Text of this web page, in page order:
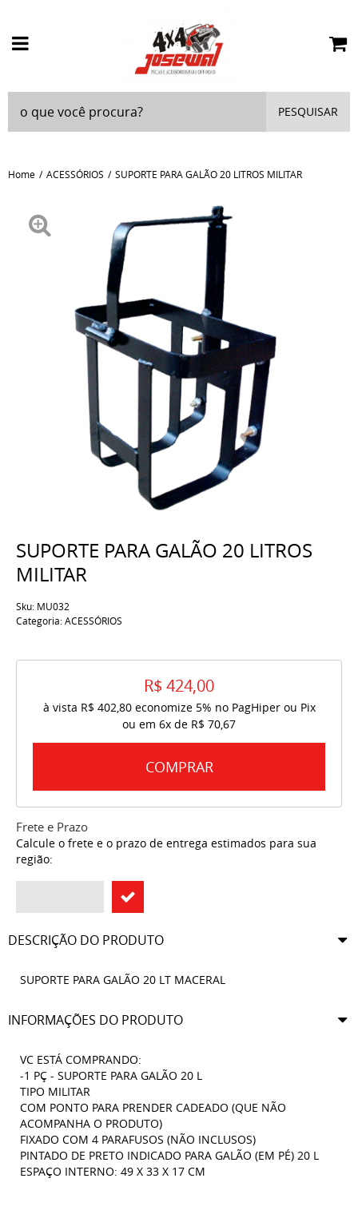
PESQUISAR
Home ACESSÓRIOS SUPORTE PARA GALÃO 20 LITROS MILITAR
SUPORTE PARA GALÃO 20 LITROS
MILITAR
Sku: MU032
Categoria:ACESSÓRIOS
R$ 424,00
à vista R$ 402,80economize 5% no PagHiper ou Pix
ou em 6x de R$ 70,67
COMPRAR
Frete e Prazo
Calcule o frete e o prazo de entrega estimados para sua
região:
DESCRIÇÃO DO PRODUTO
SUPORTE PARA GALÃO 20 LT MACERAL
INFORMAÇÕES DO PRODUTO
VC ESTÁ COMPRANDO:
-1 PÇ - SUPORTE PARA GALÃO 20 L
TIPO MILITAR
COM PONTO PARA PRENDER CADEADO (QUE NÃO
ACOMPANHA O PRODUTO)
FIXADO COM 4 PARAFUSOS (NÃO INCLUSOS)
PINTADO DE PRETO INDICADO PARA GALÃO (EM PÉ) 20 L
ESPAÇO INTERNO: 49 X 33 X 17 CM